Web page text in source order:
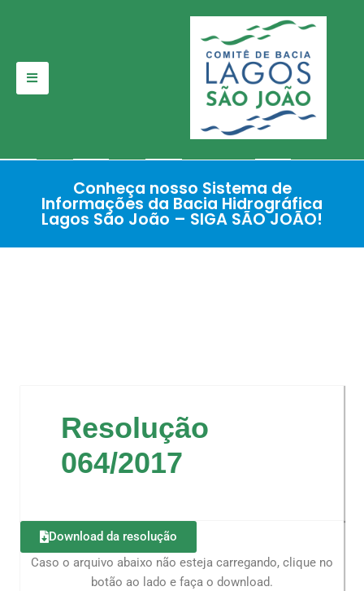
para
Conheça nosso Sistema de
Informações da Bacia Hidrográfica
Lagos São João – SIGA SÃO JOÃO!
Resolução
064/2017
Download da resolução
Caso o arquivo abaixo não esteja carregando, clique no
botão ao lado e faça o download.